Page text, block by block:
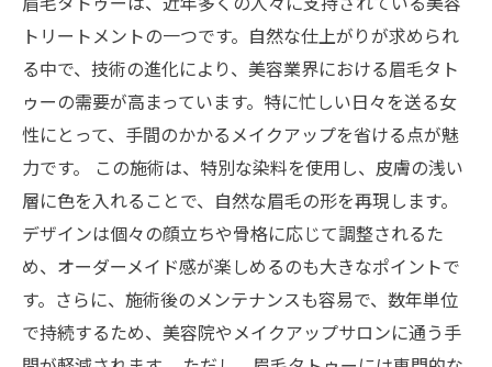
トリートメントの一つです。自然な仕上がりが求められ
る中で、技術の進化により、美容業界における眉毛タト
ゥーの需要が高まっています。特に忙しい日々を送る女
性にとって、手間のかかるメイクアップを省ける点が魅
力です。 この施術は、特別な染料を使用し、皮膚の浅い
層に色を入れることで、自然な眉毛の形を再現します。
デザインは個々の顔立ちや骨格に応じて調整されるた
め、オーダーメイド感が楽しめるのも大きなポイントで
す。さらに、施術後のメンテナンスも容易で、数年単位
で持続するため、美容院やメイクアップサロンに通う手